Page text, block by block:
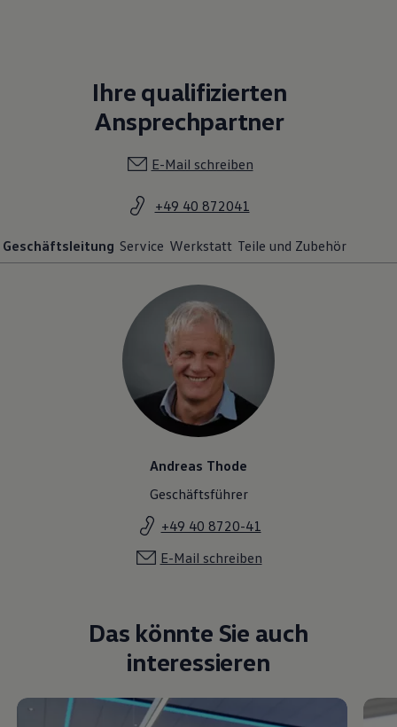
Ihre qualifizierten
Ansprechpartner
E-Mail schreiben
+49 40 872041
Geschäftsleitung Service Werkstatt Teile und Zubehör
Andreas Thode
Geschäftsführer
+49 40 8720-41
E-Mail schreiben
Das könnte Sie auch
interessieren